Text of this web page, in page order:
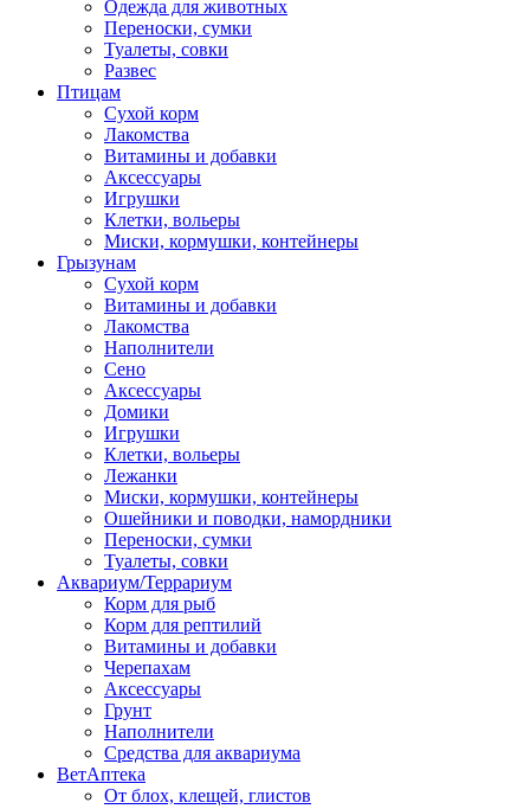
Одежда для животных
Переноски, сумки
Туалеты, совки
Развес
Птицам
Сухой корм
Лакомства
Витамины и добавки
Аксессуары
Игрушки
Клетки, вольеры
Миски, кормушки, контейнеры
Грызунам
Сухой корм
Витамины и добавки
Лакомства
Наполнители
Сено
Аксессуары
Домики
Игрушки
Клетки, вольеры
Лежанки
Миски, кормушки, контейнеры
Ошейники и поводки, намордники
Переноски, сумки
Туалеты, совки
Аквариум/Террариум
Корм для рыб
Корм для рептилий
Витамины и добавки
Черепахам
Аксессуары
Грунт
Наполнители
Средства для аквариума
ВетАптека
От блох, клещей, глистов